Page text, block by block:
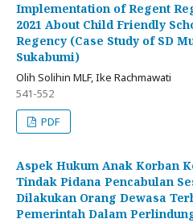
Implementation of Regent
2021 About Child Friendly
Regency (Case Study of SD
Sukabumi)
Olih Solihin MLF, Ike Rachmawati
541-552
PDF
Aspek Hukum Anak Korban
Tindak Pidana Pencabulan
Dilakukan Orang Dewasa
Pemerintah Dalam